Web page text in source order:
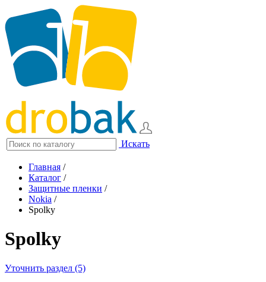
Искать
Главная /
Каталог /
Защитные пленки /
Nokia /
Spolky
Spolky
Уточнить раздел (5)